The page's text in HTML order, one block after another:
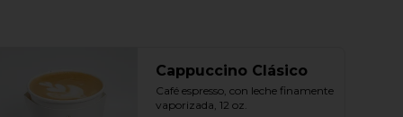
Cappuccino Clásico
Café espresso, con leche finamente
vaporizada, 12 oz.